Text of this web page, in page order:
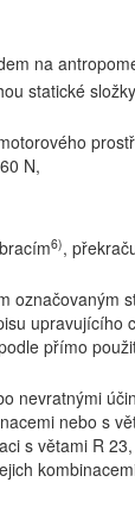
na
statické
N,
6),
označovaným
upravujícího
přímo
nevratnými
nebo s
s větami R